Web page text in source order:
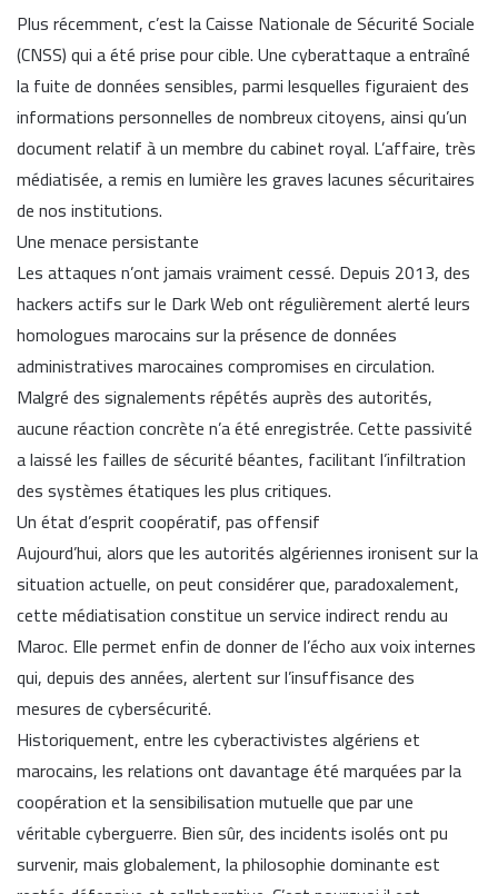
Plus récemment, c’est la Caisse Nationale de Sécurité Sociale
(CNSS) qui a été prise pour cible. Une cyberattaque a entraîné
la fuite de données sensibles, parmi lesquelles figuraient des
informations personnelles de nombreux citoyens, ainsi qu’un
document relatif à un membre du cabinet royal. L’affaire, très
médiatisée, a remis en lumière les graves lacunes sécuritaires
de nos institutions.
Une menace persistante
Les attaques n’ont jamais vraiment cessé. Depuis 2013, des
hackers actifs sur le Dark Web ont régulièrement alerté leurs
homologues marocains sur la présence de données
administratives marocaines compromises en circulation.
Malgré des signalements répétés auprès des autorités,
aucune réaction concrète n’a été enregistrée. Cette passivité
a laissé les failles de sécurité béantes, facilitant l’infiltration
des systèmes étatiques les plus critiques.
Un état d’esprit coopératif, pas offensif
Aujourd’hui, alors que les autorités algériennes ironisent sur la
situation actuelle, on peut considérer que, paradoxalement,
cette médiatisation constitue un service indirect rendu au
Maroc. Elle permet enfin de donner de l’écho aux voix internes
qui, depuis des années, alertent sur l’insuffisance des
mesures de cybersécurité.
Historiquement, entre les cyberactivistes algériens et
marocains, les relations ont davantage été marquées par la
coopération et la sensibilisation mutuelle que par une
véritable cyberguerre. Bien sûr, des incidents isolés ont pu
survenir, mais globalement, la philosophie dominante est